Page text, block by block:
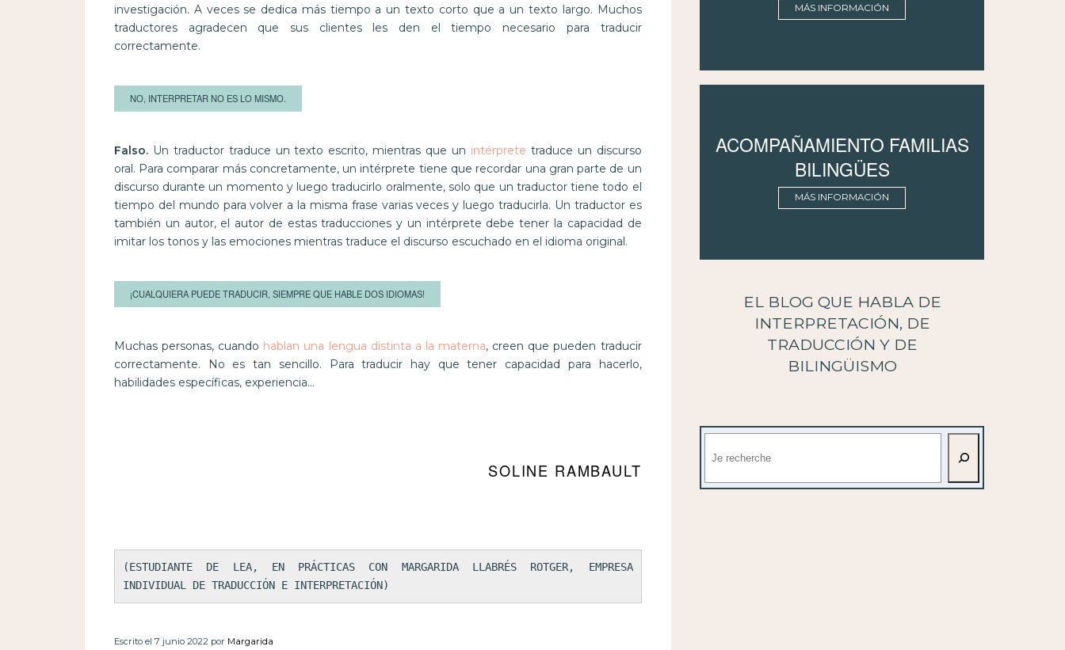
investigación. A veces se dedica más tiempo a un texto corto que a un texto largo. Muchos
traductores agradecen que sus clientes les den el tiempo necesario para traducir
correctamente.
NO, INTERPRETAR NO ES LO MISMO.
Falso.Un traductor traduce un texto escrito, mientras que un intérprete traduce un discurso
oral. Para comparar más concretamente, un intérprete tiene que recordar una gran parte de un
discurso durante un momento y luego traducirlo oralmente, solo que un traductor tiene todo el
tiempo del mundo para volver a la misma frase varias veces y luego traducirla. Un traductor es
también un autor, el autor de estas traducciones y un intérprete debe tener la capacidad de
imitar los tonos y las emociones mientras traduce el discurso escuchado en el idioma original.
¡CUALQUIERA PUEDE TRADUCIR, SIEMPRE QUE HABLE DOS IDIOMAS!
Muchas personas, cuando hablan una lengua distinta a la materna, creen que pueden traducir
correctamente. No es tan sencillo. Para traducir hay que tener capacidad para hacerlo,
habilidades específicas, experiencia…
SOLINE RAMBAULT
(ESTUDIANTE DE LEA, EN PRÁCTICAS CON MARGARIDA LLABRÉS ROTGER, EMPRESA
INDIVIDUAL DE TRADUCCIÓN E INTERPRETACIÓN)
Escrito el 7 junio 2022 por Margarida
MÁS INFORMACIÓN
ACOMPAÑAMIENTO FAMILIAS
BILINGÜES
MÁS INFORMACIÓN
EL BLOG QUE HABLA DE
INTERPRETACIÓN, DE
TRADUCCIÓN Y DE
BILINGÜISMO